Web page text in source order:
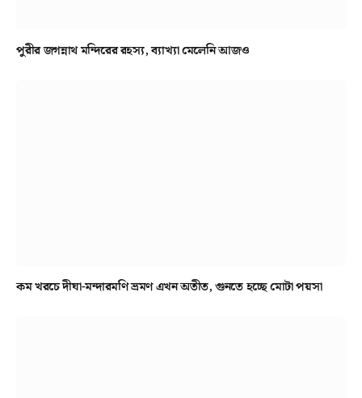
পুরীর জগন্নাথ মন্দিরের রহস্য, ব্যাখ্যা মেলেনি আজও
কম খরচে দীঘা-মন্দারমণি ভ্রমণ এখন অতীত, গুনতে হচ্ছে মোটা পয়সা